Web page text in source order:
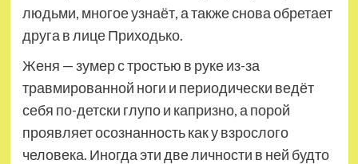
людьми, многое узнаёт, а также снова обретает
друга в лице Приходько.
Женя — зумер с тростью в руке из-за
травмированной ноги и периодически ведёт
себя по-детски глупо и капризно, а порой
проявляет осознанность как у взрослого
человека. Иногда эти две личности в ней будто